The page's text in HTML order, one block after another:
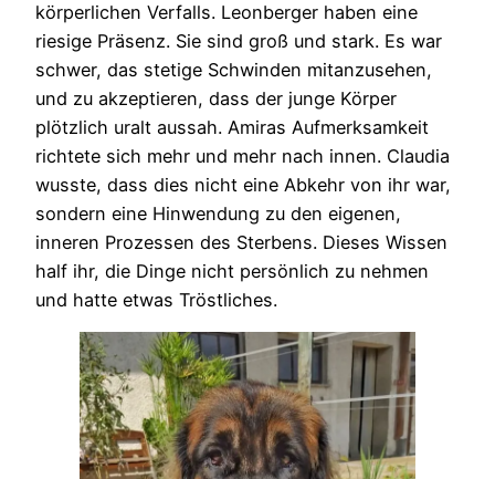
körperlichen Verfalls. Leonberger haben eine
riesige Präsenz. Sie sind groß und stark. Es war
schwer, das stetige Schwinden mitanzusehen,
und zu akzeptieren, dass der junge Körper
plötzlich uralt aussah. Amiras Aufmerksamkeit
richtete sich mehr und mehr nach innen. Claudia
wusste, dass dies nicht eine Abkehr von ihr war,
sondern eine Hinwendung zu den eigenen,
inneren Prozessen des Sterbens. Dieses Wissen
half ihr, die Dinge nicht persönlich zu nehmen
und hatte etwas Tröstliches.